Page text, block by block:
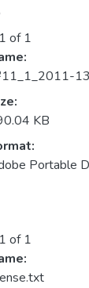
of 1
KB
Portable
of 1